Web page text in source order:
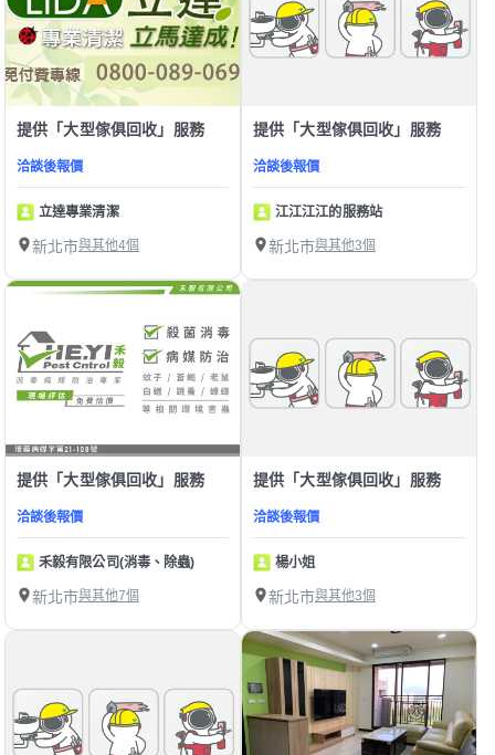
提供「大型傢俱回收」服務
洽談後報價
立達專業清潔
新北市與其他4個
提供「大型傢俱回收」服務
洽談後報價
江江江江的服務站
新北市與其他3個
提供「大型傢俱回收」服務
洽談後報價
禾毅有限公司(消毒、除蟲)
新北市與其他7個
提供「大型傢俱回收」服務
洽談後報價
楊小姐
新北市與其他3個